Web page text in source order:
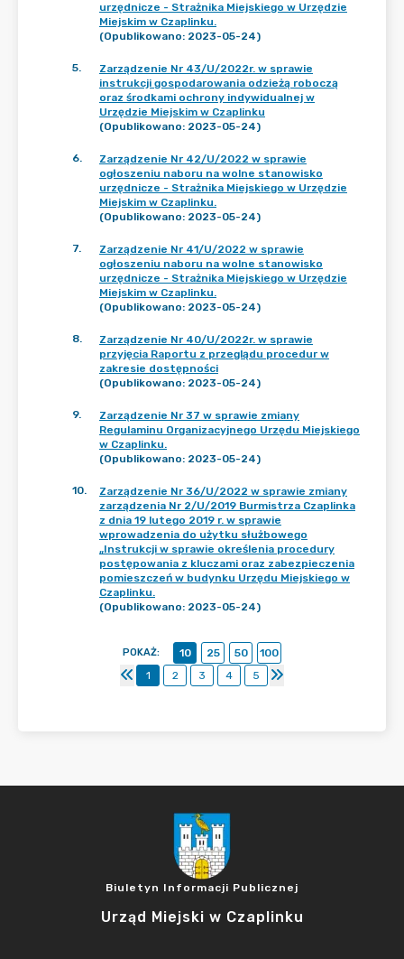
urzędnicze - Strażnika Miejskiego w Urzędzie
Miejskim w Czaplinku.
(Opublikowano: 2023-05-24)
5.
Zarządzenie Nr 43/U/2022r. w sprawie
instrukcji gospodarowania odzieżą roboczą
oraz środkami ochrony indywidualnej w
Urzędzie Miejskim w Czaplinku
(Opublikowano: 2023-05-24)
6.
Zarządzenie Nr 42/U/2022 w sprawie
ogłoszeniu naboru na wolne stanowisko
urzędnicze - Strażnika Miejskiego w Urzędzie
Miejskim w Czaplinku.
(Opublikowano: 2023-05-24)
7.
Zarządzenie Nr 41/U/2022 w sprawie
ogłoszeniu naboru na wolne stanowisko
urzędnicze - Strażnika Miejskiego w Urzędzie
Miejskim w Czaplinku.
(Opublikowano: 2023-05-24)
8.
Zarządzenie Nr 40/U/2022r. w sprawie
przyjęcia Raportu z przeglądu procedur w
zakresie dostępności
(Opublikowano: 2023-05-24)
9.
Zarządzenie Nr 37 w sprawie zmiany
Regulaminu Organizacyjnego Urzędu Miejskiego
w Czaplinku.
(Opublikowano: 2023-05-24)
10.
Zarządzenie Nr 36/U/2022 w sprawie zmiany
zarządzenia Nr 2/U/2019 Burmistrza Czaplinka
z dnia 19 lutego 2019 r. w sprawie
wprowadzenia do użytku służbowego
„Instrukcji w sprawie określenia procedury
postępowania z kluczami oraz zabezpieczenia
pomieszczeń w budynku Urzędu Miejskiego w
Czaplinku.
(Opublikowano: 2023-05-24)
POKAŻ: 10 25 50
100
1
2 3 4 5
Biuletyn Informacji Publicznej
Urząd Miejski w Czaplinku